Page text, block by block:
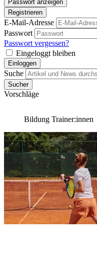
Passwort anzeigen
Registrieren
E-Mail-Adresse
Passwort
Passwort vergessen?
Eingeloggt bleiben
Einloggen
Suche
Sucher
Vorschläge
Bildung Trainer:innen